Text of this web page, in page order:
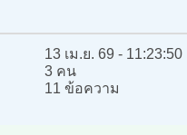
13 เม.ย. 69 - 11:23:50
3 คน
11 ข้อความ